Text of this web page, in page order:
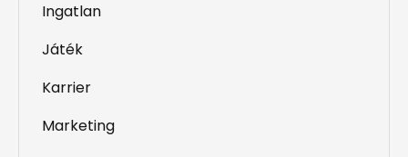
Ingatlan
Játék
Karrier
Marketing